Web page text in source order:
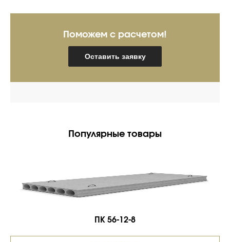
Поможем с расчетом!
Оставить заявку
Популярные товары
ПК 56-12-8